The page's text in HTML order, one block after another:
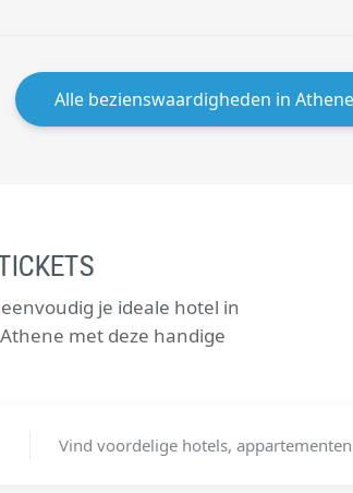
Alle bezienswaardigheden in Athene
je ideale hotel in
met deze handige
Vind voordelige hotels,